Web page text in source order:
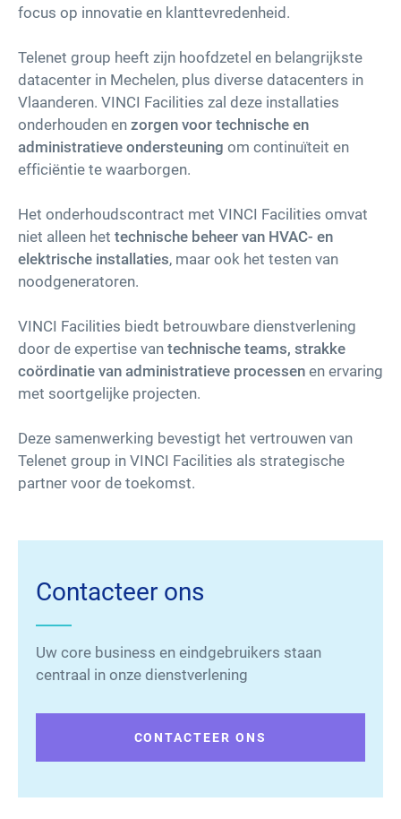
focus op innovatie en klanttevredenheid.
Telenet group heeft zijn hoofdzetel en belangrijkste
datacenter in Mechelen, plus diverse datacenters in
Vlaanderen. VINCI Facilities zal deze installaties
onderhouden en zorgen voor technische en
administratieve ondersteuning om continuïteit en
efficiëntie te waarborgen.
Het onderhoudscontract met VINCI Facilities omvat
niet alleen het technische beheer van HVAC- en
elektrische installaties, maar ook het testen van
noodgeneratoren.
VINCI Facilities biedt betrouwbare dienstverlening
door de expertise van technische teams, strakke
coördinatie van administratieve processen en ervaring
met soortgelijke projecten.
Deze samenwerking bevestigt het vertrouwen van
Telenet group in VINCI Facilities als strategische
partner voor de toekomst.
Contacteer ons
Uw core business en eindgebruikers staan
centraal in onze dienstverlening
CONTACTEER ONS